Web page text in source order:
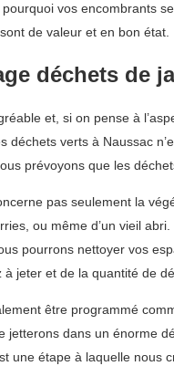
pourquoi vos
de valeur et en bon état.
déchets de
et, si on pense à
déchets verts à Naussac
prévoyons que les
pas seulement la
ou même d’un vieil
pourrons nettoyer vos
jeter et de la quantité de
être programmé
jetterons dans un énorme
une étape à laquelle